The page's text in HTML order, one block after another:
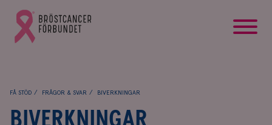
Gå
till
Bröstcancerförbundets
FÅ STÖD FRÅGOR & SVAR BIVERKNINGAR
BIVERKNINGAR